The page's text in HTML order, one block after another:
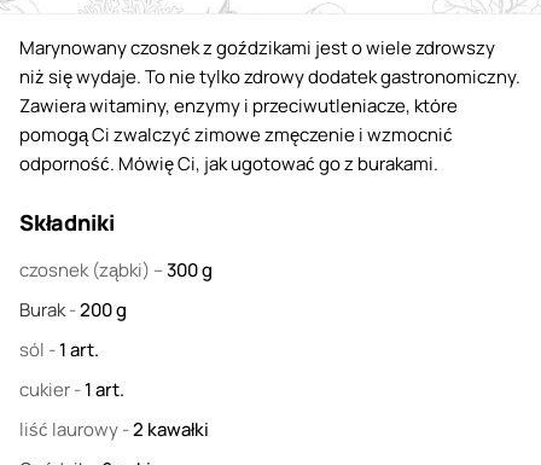
Marynowany czosnek z goździkami jest o wiele zdrowszy
niż się wydaje. To nie tylko zdrowy dodatek gastronomiczny.
Zawiera witaminy, enzymy i przeciwutleniacze, które
pomogą Ci zwalczyć zimowe zmęczenie i wzmocnić
odporność. Mówię Ci, jak ugotować go z burakami.
Składniki
czosnek(ząbki) –300g
Burak-200g
sól -1art.
cukier-1art.
liść laurowy-2 kawałki